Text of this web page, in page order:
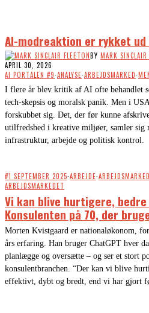
AI-modreaktion er rykket
BY MARK SINCLAIR
APRIL 30, 2026
AI PORTALEN #9·ANALYSE·ARBEJDSMARKED·
I flere år blev kritik af AI ofte behandlet
tech-skepsis og moralsk panik. Men i
forskubbet sig. Det, der før kunne
utilfredshed i kreative miljøer, samler sig
infrastruktur, arbejde og politisk kontrol.
#1 SEPTEMBER 2025·ARBEJDE·ARBEJDSMARKED
ARBEJDSMARKEDET
Vi kan blive hurtigere,
Konsulenten på 70, der
Morten Kvistgaard er nationaløkonom,
års erfaring. Han bruger ChatGPT hver
planlægge og oversætte – og ser et stort
konsulentbranchen. “Der kan vi blive
effektivt, dybt og bredt, end vi har gjort